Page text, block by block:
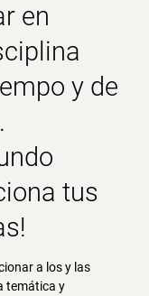
en
y de
tus
a los y las
temática y